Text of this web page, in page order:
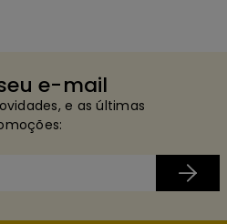
e-mail
e as últimas